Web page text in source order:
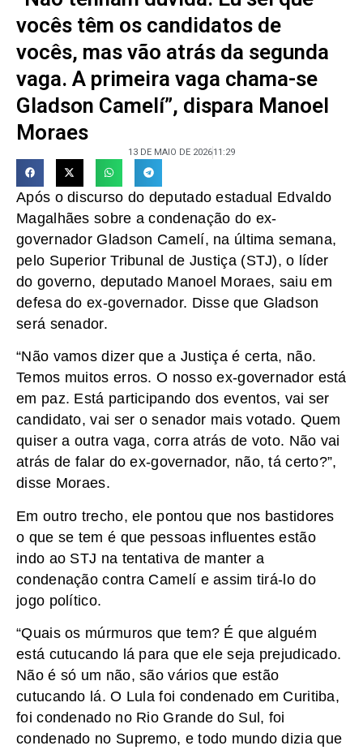
vocês têm os candidatos de
vocês, mas vão atrás da segunda
vaga. A primeira vaga chama-se
Gladson Camelí”, dispara Manoel
Moraes
13 DE MAIO DE 202611:29
Após o discurso do deputado estadual Edvaldo
Magalhães sobre a condenação do ex-
governador Gladson Camelí, na última semana,
pelo Superior Tribunal de Justiça (STJ), o líder
do governo, deputado Manoel Moraes, saiu em
defesa do ex-governador. Disse que Gladson
será senador.
“Não vamos dizer que a Justiça é certa, não.
Temos muitos erros. O nosso ex-governador está
em paz. Está participando dos eventos, vai ser
candidato, vai ser o senador mais votado. Quem
quiser a outra vaga, corra atrás de voto. Não vai
atrás de falar do ex-governador, não, tá certo?”,
disse Moraes.
Em outro trecho, ele pontou que nos bastidores
o que se tem é que pessoas influentes estão
indo ao STJ na tentativa de manter a
condenação contra Camelí e assim tirá-lo do
jogo político.
“Quais os múrmuros que tem? É que alguém
está cutucando lá para que ele seja prejudicado.
Não é só um não, são vários que estão
cutucando lá. O Lula foi condenado em Curitiba,
foi condenado no Rio Grande do Sul, foi
condenado no Supremo, e todo mundo dizia que